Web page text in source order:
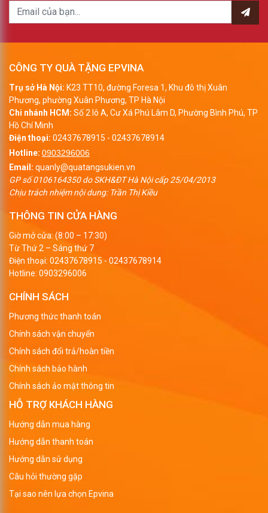
CÔNG TY QUÀ TẶNG EPVINA
Trụ sở Hà Nội: K23 TT10, đường Foresa 1, Khu đô thị Xuân
Phương, phường Xuân Phương, TP Hà Nội
Chi nhánh HCM: Số 2 lô A, Cư Xá Phú Lâm D, Phường Bình Phú, TP
Hồ Chí Minh
Điện thoại: 02437678915 - 02437678914
Hotline: 0903296006
Email: quanly@quatangsukien.vn
GP số 0106164350 do SKH&ĐT Hà Nội cấp 25/04/2013
Chịu trách nhiệm nội dung: Trần Thị Kiều
THÔNG TIN CỬA HÀNG
Giờ mở cửa: (8:00 – 17:30)
Từ Thứ 2 – Sáng thứ 7
Điện thoại: 02437678915 - 02437678914
Hotline: 0903296006
CHÍNH SÁCH
Phương thức thanh toán
Chính sách vận chuyển
Chính sách đổi trả/hoàn tiền
Chính sách bảo hành
Chính sách ảo mật thông tin
HỖ TRỢ KHÁCH HÀNG
Hướng dẫn mua hàng
Hướng dẫn thanh toán
Hướng dẫn sử dụng
Câu hỏi thường gặp
Tại sao nên lựa chọn Epvina